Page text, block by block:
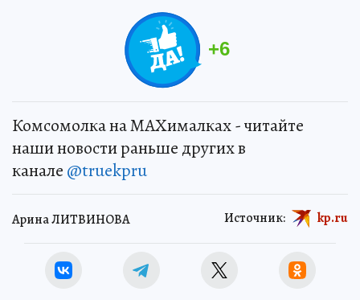
+6
Комсомолка на MAXималках - читайте
наши новости раньше других в
канале @truekpru
Арина ЛИТВИНОВА Источник: kp.ru